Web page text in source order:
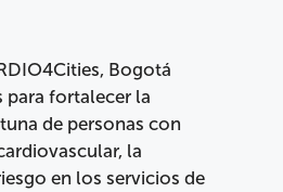
Bogotá
para fortalecer la
de personas con
la
en los servicios de